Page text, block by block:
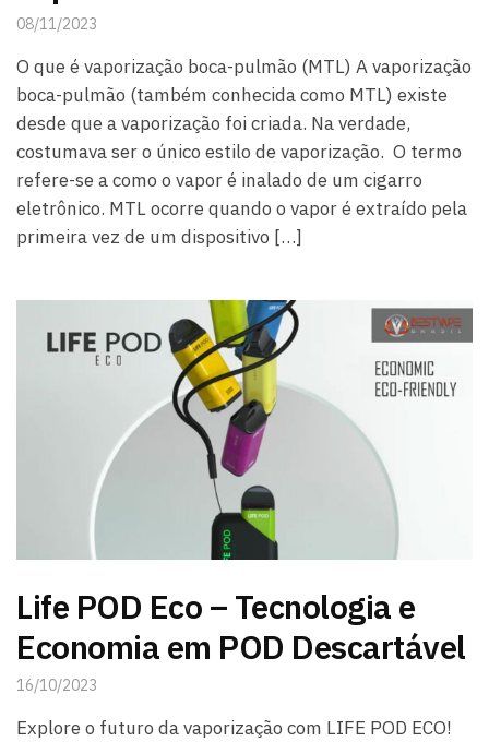
08/11/2023
O que é vaporização boca-pulmão (MTL) A vaporização
boca-pulmão (também conhecida como MTL) existe
desde que a vaporização foi criada. Na verdade,
costumava ser o único estilo de vaporização. O termo
refere-se a como o vapor é inalado de um cigarro
eletrônico. MTL ocorre quando o vapor é extraído pela
primeira vez de um dispositivo […]
Life POD Eco – Tecnologia e
Economia em POD Descartável
16/10/2023
Explore o futuro da vaporização com LIFE POD ECO!